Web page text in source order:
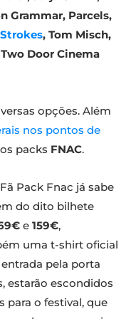
Grammar, Parcels,
, Tom Misch,
Door Cinema
opções. Além
nos pontos de
packs FNAC.
Pack Fnac já sabe
do dito bilhete
e 159€,
uma t-shirt oficial
pela porta
estarão escondidos
para o festival, que